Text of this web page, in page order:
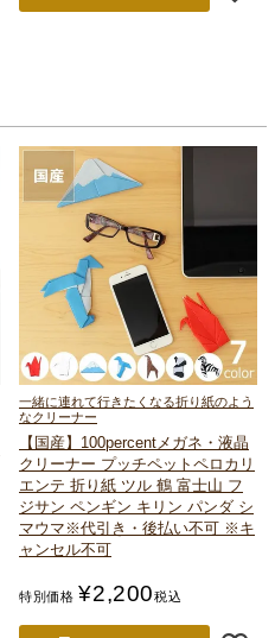
一緒に連れて行きたくなる折り紙のよう
なクリーナー
【国産】100percentメガネ・液晶
クリーナー プッチペット ペロカリ
エンテ 折り紙 ツル 鶴 富士山 フ
ジサン ペンギン キリン パンダ シ
マウマ ※代引き・後払い不可 ※キ
ャンセル不可
特別価格 ¥2,200税込